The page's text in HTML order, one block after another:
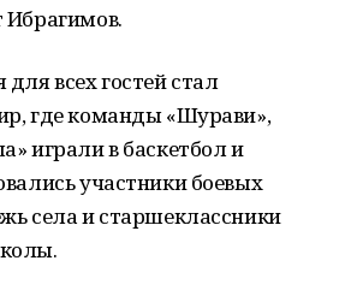
Ибрагимов.
всех гостей стал
где команды «Шурави»,
играли в баскетбол и
участники боевых
села и старшеклассники